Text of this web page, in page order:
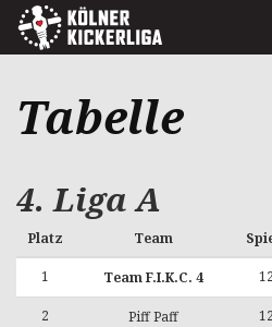
Tabelle
4. Liga A
Platz Team
1 Team F.I.K.C. 4 12
2 Piff Paff 12